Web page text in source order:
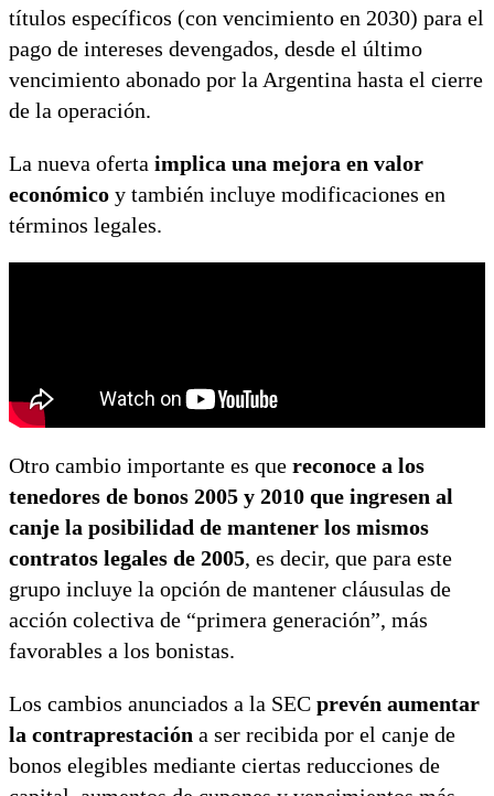
títulos específicos (con vencimiento en 2030) para el
pago de intereses devengados, desde el último
vencimiento abonado por la Argentina hasta el cierre
de la operación.
La nueva oferta implica una mejora en valor
económico y también incluye modificaciones en
términos legales.
Otro cambio importante es que reconoce a los
tenedores de bonos 2005 y 2010 que ingresen al
canje la posibilidad de mantener los mismos
contratos legales de 2005, es decir, que para este
grupo incluye la opción de mantener cláusulas de
acción colectiva de “primera generación”, más
favorables a los bonistas.
Los cambios anunciados a la SEC prevén aumentar
la contraprestación a ser recibida por el canje de
bonos elegibles mediante ciertas reducciones de